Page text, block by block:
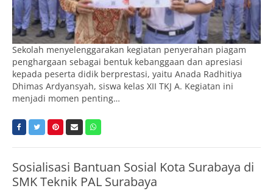
Sekolah menyelenggarakan kegiatan penyerahan piagam
penghargaan sebagai bentuk kebanggaan dan apresiasi
kepada peserta didik berprestasi, yaitu Anada Radhitiya
Dhimas Ardyansyah, siswa kelas XII TKJ A. Kegiatan ini
menjadi momen penting…
Sosialisasi Bantuan Sosial Kota Surabaya di
SMK Teknik PAL Surabaya